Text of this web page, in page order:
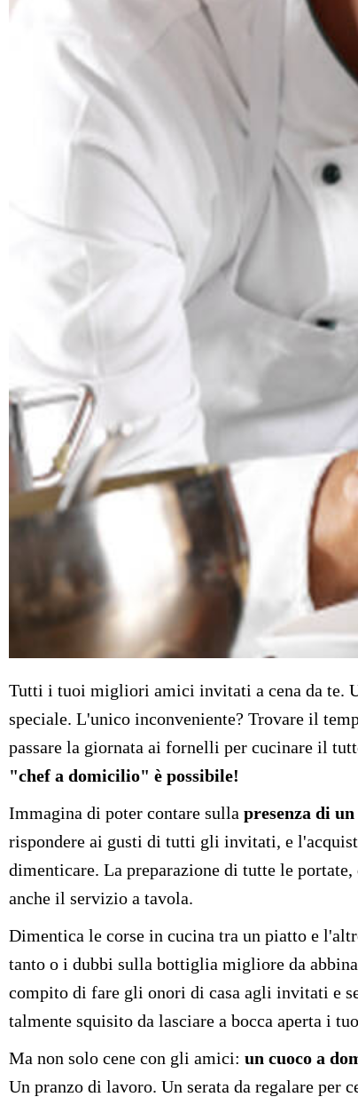
Tutti i tuoi migliori amici invitati a cena da te.
speciale. L'unico inconveniente? Trovare il
passare la giornata ai fornelli per cucinare il
"chef a domicilio" è possibile!
Immagina di poter contare sulla presenza di
rispondere ai gusti di tutti gli invitati, e
dimenticare. La preparazione di tutte le
anche il servizio a tavola.
Dimentica le corse in cucina tra un piatto e
tanto o i dubbi sulla bottiglia migliore da
compito di fare gli onori di casa agli invitati e
talmente squisito da lasciare a bocca aperta i
Ma non solo cene con gli amici: un cuoco a
Un pranzo di lavoro. Un serata da regalare